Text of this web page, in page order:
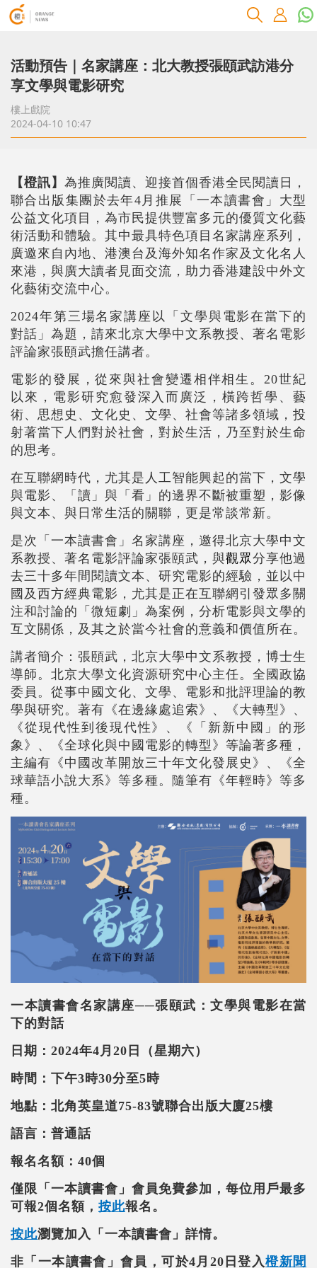
活動預告｜名家講座：北大教授張頤武訪港分
享文學與電影研究
樓上戲院
2024-04-10 10:47
【橙訊】 為推廣閱讀、迎接首個香港全民閱讀日，
聯合出版集團於去年4月推展「一本讀書會」大型
公益文化項目，為市民提供豐富多元的優質文化藝
術活動和體驗。其中最具特色項目名家講座系列，
廣邀來自內地、港澳台及海外知名作家及文化名人
來港，與廣大讀者見面交流，助力香港建設中外文
化藝術交流中心。
2024年第三場名家講座以「文學與電影在當下的
對話」為題，請來北京大學中文系教授、著名電影
評論家張頤武擔任講者。
電影的發展，從來與社會變遷相伴相生。20世紀
以來，電影研究愈發深入而廣泛，橫跨哲學、藝
術、思想史、文化史、文學、社會等諸多領域，投
射著當下人們對於社會，對於生活，乃至對於生命
的思考。
在互聯網時代，尤其是人工智能興起的當下，文學
與電影、「讀」與「看」的邊界不斷被重塑，影像
與文本、與日常生活的關聯，更是常談常新。
是次「一本讀書會」名家講座，邀得北京大學中文
系教授、著名電影評論家張頤武，與觀眾分享他過
去三十多年間閱讀文本、研究電影的經驗，並以中
國及西方經典電影，尤其是正在互聯網引發眾多關
注和討論的「微短劇」為案例，分析電影與文學的
互文關係，及其之於當今社會的意義和價值所在。
講者簡介：張頤武，北京大學中文系教授，博士生
導師。北京大學文化資源研究中心主任。全國政協
委員。從事中國文化、文學、電影和批評理論的教
學與研究。著有《在邊緣處追索》、《大轉型》、
《從現代性到後現代性》、《「新新中國」的形
象》、《全球化與中國電影的轉型》等論著多種，
主編有《中國改革開放三十年文化發展史》、《全
球華語小說大系》等多種。隨筆有《年輕時》等多
種。
一本讀書會名家講座──張頤武：文學與電影在當
下的對話
日期：2024年4月20日（星期六）
時間：下午3時30分至5時
地點：北角英皇道75-83號聯合出版大廈25樓
語言：普通話
報名名額：40個
僅限「一本讀書會」會員免費參加，每位用戶最多
可報2個名額， 按此報名。
按此瀏覽加入「一本讀書會」詳情。
非「一本讀書會」會員，可於4月20日登入橙新聞